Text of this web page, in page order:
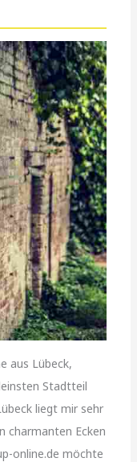
aus Lübeck,
Stadtteil
liegt mir sehr
charmanten Ecken
online.de möchte